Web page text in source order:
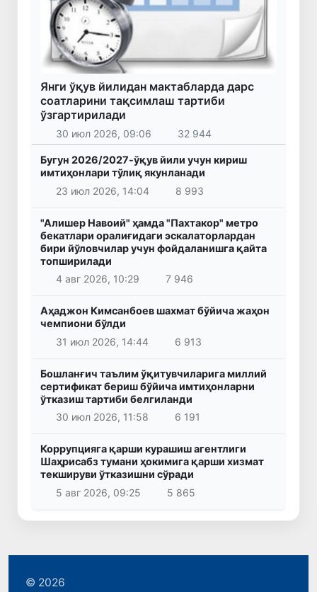
Янги ўқув йилидан мактабларда дарс
соатларини тақсимлаш тартиби
ўзгартирилади
30 июл 2026, 09:06 32 944
Бугун 2026/2027-ўқув йили учун кириш
имтиҳонлари тўлиқ якунланади
23 июл 2026, 14:04
8 993
"Алишер Навоий" ҳамда "Пахтакор" метро
бекатлари оралиғидаги эскалаторлардан
бири йўловчилар учун фойдаланишга қайта
топширилади
4 авг 2026, 10:29
7 946
Аҳаджон Кимсанбоев шахмат бўйича жаҳон
чемпиони бўлди
31 июл 2026, 14:44
6 913
Бошланғич таълим ўқитувчиларига миллий
сертификат бериш бўйича имтиҳонларни
ўтказиш тартиби белгиланди
30 июл 2026, 11:58
6 191
Коррупцияга қарши курашиш агентлиги
Шаҳрисабз тумани ҳокимига қарши хизмат
текшируви ўтказишни сўради
5 авг 2026, 09:25
5 865
© 2026